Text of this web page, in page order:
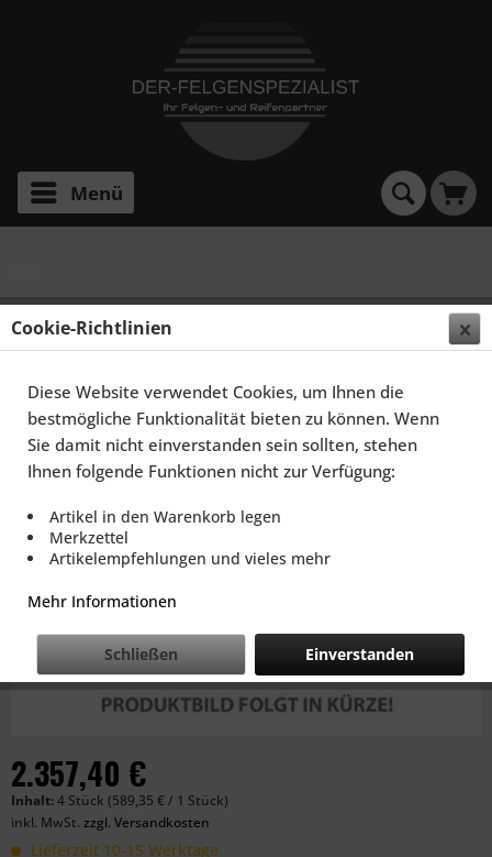
Menü
SCHMIDT FELGEN 15 ZOLL TH-LINE FÜR HONDA
CIVIC MK6 EJ/EK, POLIERT
2.357,40 €
Inhalt:4 Stück (589,35 € / 1 Stück)
inkl. MwSt. zzgl. Versandkosten
Lieferzeit 10-15 Werktage
Cookie-Richtlinien
Diese Website verwendet Cookies, um Ihnen die
bestmögliche Funktionalität bieten zu können. Wenn
Sie damit nicht einverstanden sein sollten, stehen
Ihnen folgende Funktionen nicht zur Verfügung:
Artikel in den Warenkorb legen
Merkzettel
Artikelempfehlungen und vieles mehr
Mehr Informationen
Einverstanden
Schließen